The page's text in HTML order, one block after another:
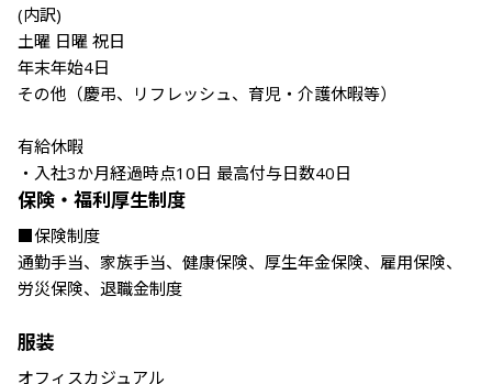
(内訳)
土曜 日曜 祝日
年末年始4日
その他（慶弔、リフレッシュ、育児・介護休暇等）
有給休暇
・入社3か月経過時点10日 最高付与日数40日
保険・福利厚生制度
■保険制度
通勤手当、家族手当、健康保険、厚生年金保険、雇用保険、
労災保険、退職金制度
服装
オフィスカジュアル